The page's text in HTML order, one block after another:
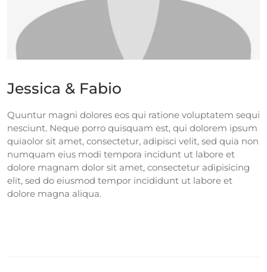
Jessica & Fabio
Quuntur magni dolores eos qui ratione voluptatem sequi
nesciunt. Neque porro quisquam est, qui dolorem ipsum
quiaolor sit amet, consectetur, adipisci velit, sed quia non
numquam eius modi tempora incidunt ut labore et
dolore magnam dolor sit amet, consectetur adipisicing
elit, sed do eiusmod tempor incididunt ut labore et
dolore magna aliqua.